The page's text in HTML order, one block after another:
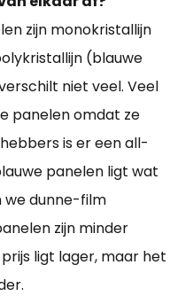
zijn monokristallijn
(blauwe
niet veel. Veel
panelen omdat ze
is er een all-
panelen ligt wat
we dunne-film
zijn minder
ligt lager, maar het